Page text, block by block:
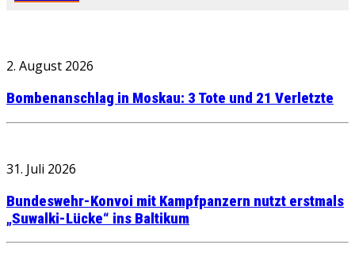
2. August 2026
Bombenanschlag in Moskau: 3 Tote und 21 Verletzte
31. Juli 2026
Bundeswehr-Konvoi mit Kampfpanzern nutzt erstmals
„Suwalki-Lücke“ ins Baltikum